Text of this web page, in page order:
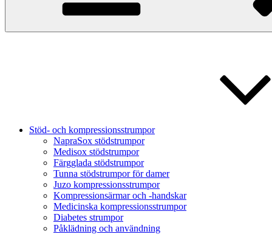
Stöd- och kompressionsstrumpor
NapraSox stödstrumpor
Medisox stödstrumpor
Färgglada stödstrumpor
Tunna stödstrumpor för damer
Juzo kompressionsstrumpor
Kompressionsärmar och -handskar
Medicinska kompressionsstrumpor
Diabetes strumpor
Påklädning och användning